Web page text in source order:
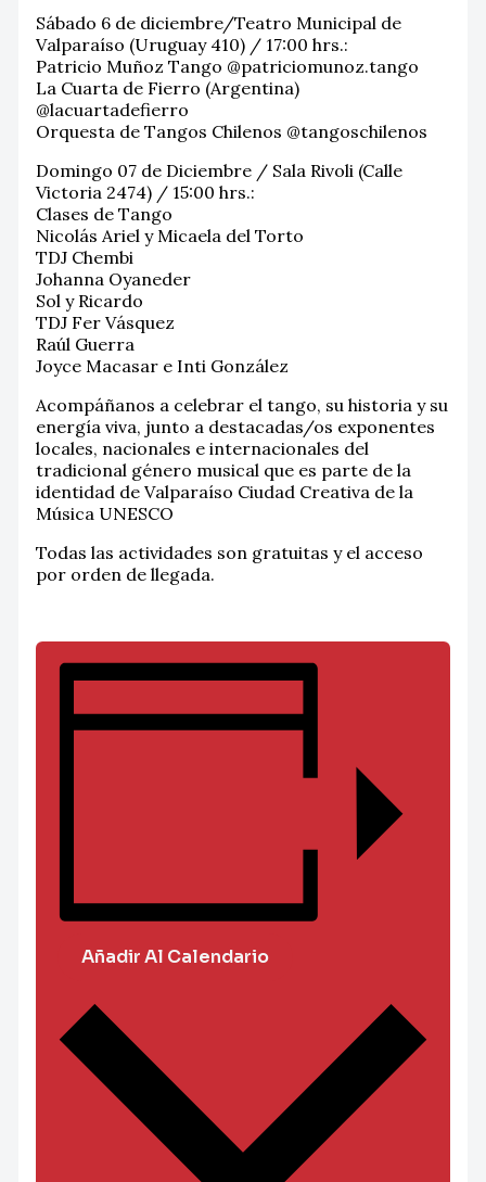
Sábado 6 de diciembre/Teatro Municipal de
Valparaíso (Uruguay 410) / 17:00 hrs.:
Patricio Muñoz Tango @patriciomunoz.tango
La Cuarta de Fierro (Argentina)
@lacuartadefierro
Orquesta de Tangos Chilenos @tangoschilenos
Domingo 07 de Diciembre / Sala Rivoli (Calle
Victoria 2474) / 15:00 hrs.:
Clases de Tango
Nicolás Ariel y Micaela del Torto
TDJ Chembi
Johanna Oyaneder
Sol y Ricardo
TDJ Fer Vásquez
Raúl Guerra
Joyce Macasar e Inti González
Acompáñanos a celebrar el tango, su historia y su
energía viva, junto a destacadas/os exponentes
locales, nacionales e internacionales del
tradicional género musical que es parte de la
identidad de Valparaíso Ciudad Creativa de la
Música UNESCO
Todas las actividades son gratuitas y el acceso
por orden de llegada.
Añadir Al Calendario